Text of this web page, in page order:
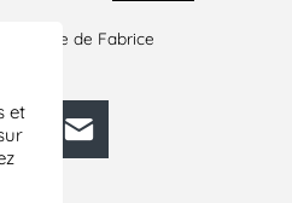
et
Un livre de Fabrice
LinkedIn